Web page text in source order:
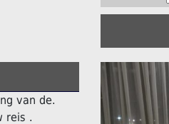
van de.
reis .